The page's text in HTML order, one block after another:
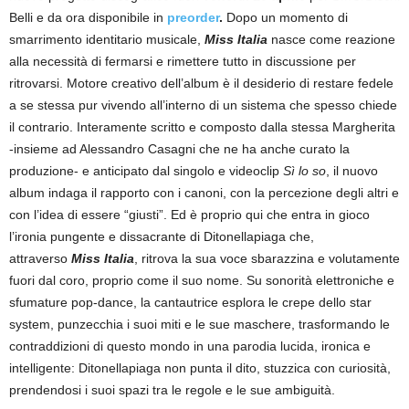
Belli e da ora disponibile in preorder. Dopo un momento di
smarrimento identitario musicale, Miss Italia nasce come reazione
alla necessità di fermarsi e rimettere tutto in discussione per
ritrovarsi. Motore creativo dell’album è il desiderio di restare fedele
a se stessa pur vivendo all’interno di un sistema che spesso chiede
il contrario. Interamente scritto e composto dalla stessa Margherita
-insieme ad Alessandro Casagni che ne ha anche curato la
produzione- e anticipato dal singolo e videoclip Sì lo so , il nuovo
album indaga il rapporto con i canoni, con la percezione degli altri e
con l’idea di essere “giusti”. Ed è proprio qui che entra in gioco
l’ironia pungente e dissacrante di Ditonellapiaga che,
attraverso Miss Italia , ritrova la sua voce sbarazzina e volutamente
fuori dal coro, proprio come il suo nome. Su sonorità elettroniche e
sfumature pop-dance, la cantautrice esplora le crepe dello star
system, punzecchia i suoi miti e le sue maschere, trasformando le
contraddizioni di questo mondo in una parodia lucida, ironica e
intelligente: Ditonellapiaga non punta il dito, stuzzica con curiosità,
prendendosi i suoi spazi tra le regole e le sue ambiguità.